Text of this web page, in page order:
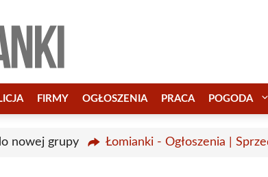
FIRMY OGŁOSZENIA PRACA POGODA
nowej grupy Łomianki - Ogłoszenia |